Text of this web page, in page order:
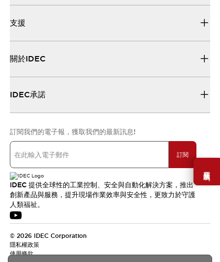
需要幫助嗎？
支援
關於IDEC
IDEC承諾
訂閱我們的電子報，獲取我們的最新訊息!
訂閱
IDEC 提供全球性的工業控制、安全與自動化解決方案，推出
創新產品與服務，提升現場作業效率與安全性，更致力於守護
人類福祉。
© 2026 IDEC Corporation
隱私權政策
使用條款